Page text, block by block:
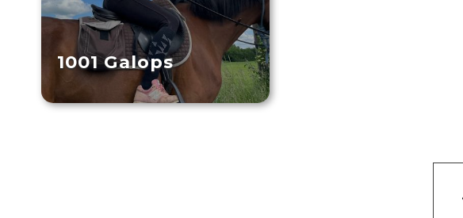
1001 Galops